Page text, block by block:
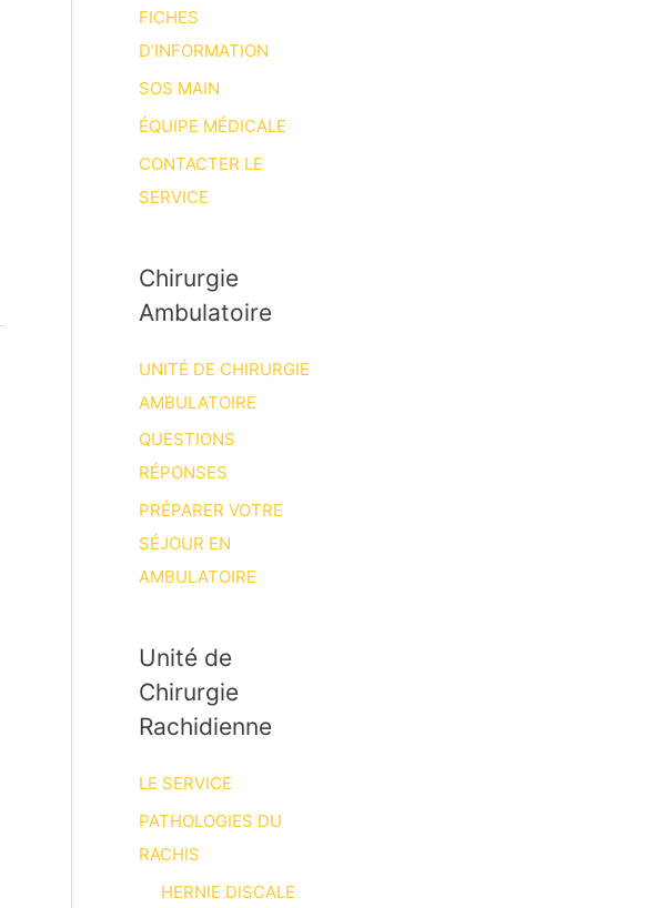
FICHES
D’INFORMATION
SOS MAIN
ÉQUIPE MÉDICALE
CONTACTER LE
SERVICE
Chirurgie
Ambulatoire
UNITÉ DE CHIRURGIE
AMBULATOIRE
QUESTIONS
RÉPONSES
PRÉPARER VOTRE
SÉJOUR EN
AMBULATOIRE
Unité de
Chirurgie
Rachidienne
LE SERVICE
PATHOLOGIES DU
RACHIS
HERNIE DISCALE